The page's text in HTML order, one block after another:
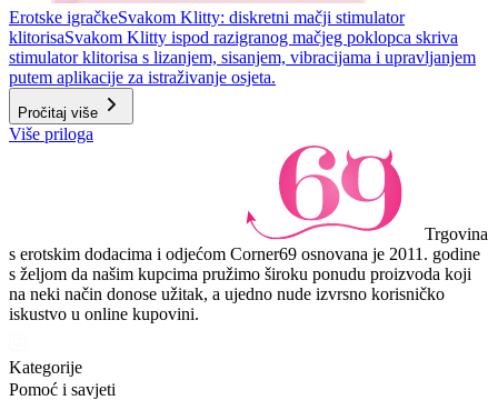
Erotske igračkeSvakom Klitty: diskretni mačji stimulator
klitorisaSvakom Klitty ispod razigranog mačjeg poklopca skriva
stimulator klitorisa s lizanjem, sisanjem, vibracijama i upravljanjem
putem aplikacije za istraživanje osjeta.
Pročitaj više
Više priloga
Trgovina
s erotskim dodacima i odjećom Corner69 osnovana je 2011. godine
s željom da našim kupcima pružimo široku ponudu proizvoda koji
na neki način donose užitak, a ujedno nude izvrsno korisničko
iskustvo u online kupovini.
Kategorije
Pomoć i savjeti